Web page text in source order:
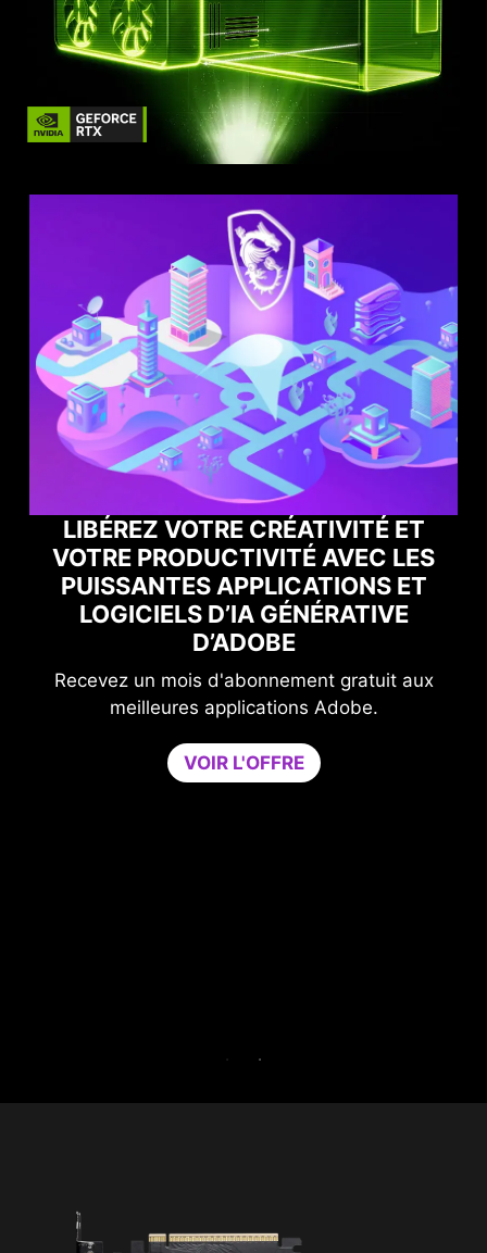
ET
LES
ET
gratuit aux
BOOSTEZ VOS
GAMING AVEC NORTON
OPTIMIZER
Améliorez votre niveau de
compromettre les performances de
Game Optimizer permet d'allouer la
CPU nécessaire à des performances
optimales en regroupant toutes les